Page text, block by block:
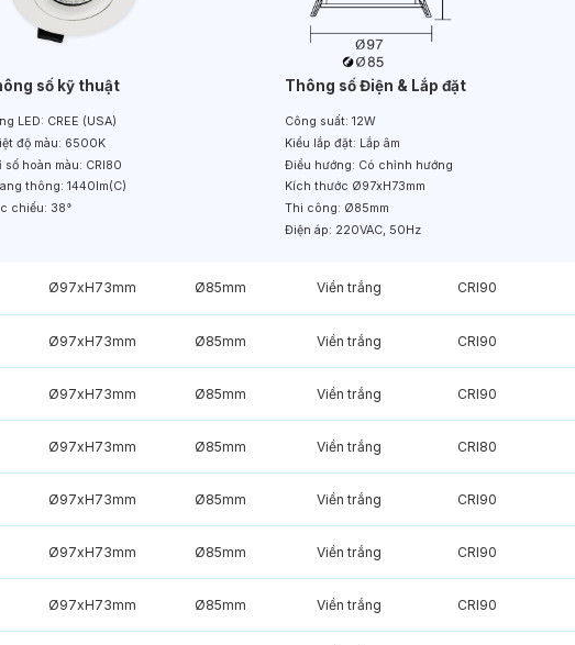
số kỹ thuật
LED: CREE (USA)
độ màu: 6500K
số hoàn màu: CRI80
thông: 1440lm(C)
chiếu: 38°
Thông số Điện & Lắp đặt
Công suất: 12W
Kiểu lắp đặt: Lắp âm
Điều hướng: Có chỉnh hướng
Kích thước Ø97xH73mm
Thi công: Ø85mm
Điện áp: 220VAC, 50Hz
Ø97xH73mm Ø85mm Viền trắng CRI90
Ø97xH73mm Ø85mm Viền trắng CRI90
Ø97xH73mm Ø85mm Viền trắng CRI90
Ø97xH73mm Ø85mm Viền trắng CRI80
Ø97xH73mm Ø85mm Viền trắng CRI90
Ø97xH73mm Ø85mm Viền trắng CRI90
Ø97xH73mm Ø85mm Viền trắng CRI90